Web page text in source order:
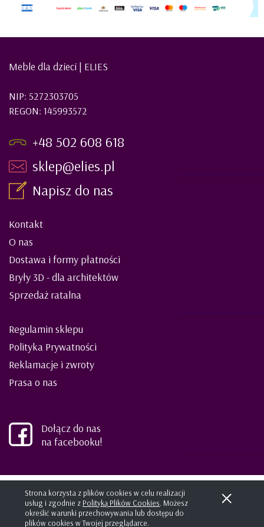
Strona korzysta z plików cookies w celu realizacji
usług i zgodnie z Polityką Plików Cookies. Możesz
określić warunki przechowywania lub dostępu do
plików cookies w Twojej przeglądarce.
Meble dla dzieci | ELIES
NIP: 5272303705
REGON: 145993572
+48 502 608 618
sklep@elies.pl
Napisz do nas
Kontakt
O nas
Dostawa i formy płatności
Bryły 3D - dla architektów
Sprzedaż ratalna
Regulamin sklepu
Polityka Prywatności
Reklamacje i zwroty
Prasa o nas
Dołącz do nas
na facebooku!
©2021 ELIES meble dla dzieci i młodzieży
Projekt i wykonanie:kreatormarki.pl Sklep internetowy SHOPLO